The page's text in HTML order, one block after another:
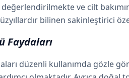
ve cilt
bilinen sakinleştirici
Faydaları
düzenli kullanımda gözle